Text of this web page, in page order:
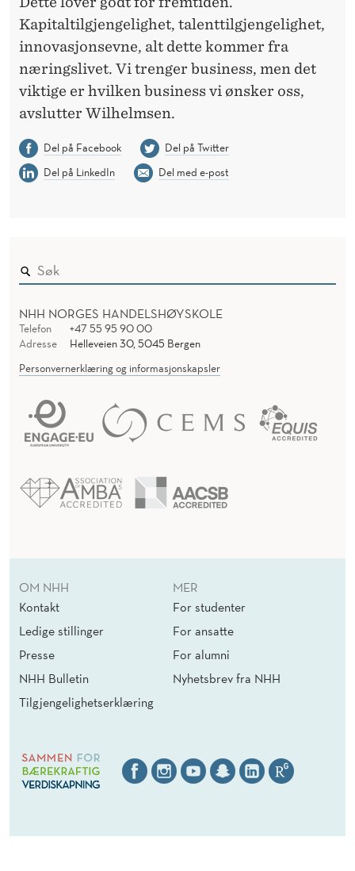
Kapitaltilgjengelighet, talenttilgjengelighet,
innovasjonsevne, alt dette kommer fra
næringslivet. Vi trenger business, men det
viktige er hvilken business vi ønsker oss,
avslutter Wilhelmsen.
Del på Facebook
Del på Twitter
Del på LinkedIn
Del med e-post
NHH NORGES HANDELSHØYSKOLE
Telefon
+47 55 95 90 00
Adresse
Helleveien 30, 5045 Bergen
Personvernerklæring og informasjonskapsler
OM NHH
Kontakt
Ledige stillinger
Presse
NHH Bulletin
Tilgjengelighetserklæring
MER
For studenter
For ansatte
For alumni
Nyhetsbrev fra NHH